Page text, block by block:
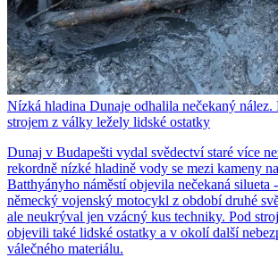
Nízká hladina Dunaje odhalila nečekaný nález.
strojem z války ležely lidské ostatky
Dunaj v Budapešti vydal svědectví staré více
rekordně nízké hladině vody se mezi kameny
Batthyányho náměstí objevila nečekaná silueta
německý vojenský motocykl z období druhé
ale neukrýval jen vzácný kus techniky. Pod
objevili také lidské ostatky a v okolí další
válečného materiálu.